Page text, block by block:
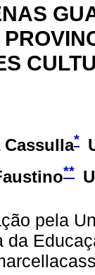
Cassulla*
**
pela
da